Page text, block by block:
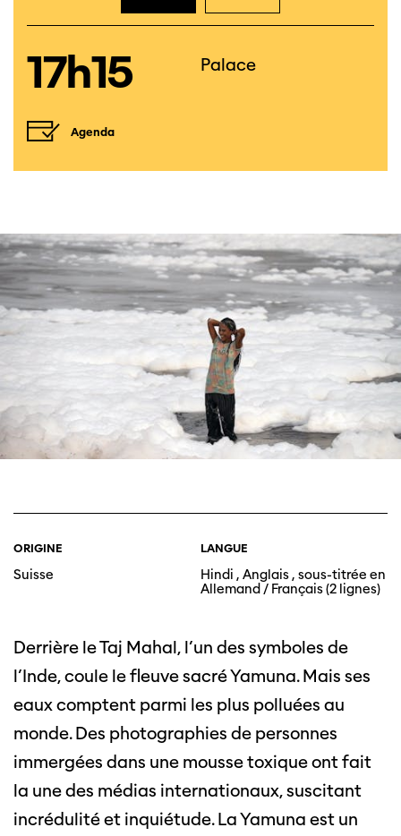
17h15 Palace
Agenda
ORIGINE
Suisse
LANGUE
Hindi , Anglais , sous-titrée en
Allemand / Français (2 lignes)
Derrière le Taj Mahal, l’un des symboles de
l’Inde, coule le fleuve sacré Yamuna. Mais ses
eaux comptent parmi les plus polluées au
monde. Des photographies de personnes
immergées dans une mousse toxique ont fait
la une des médias internationaux, suscitant
incrédulité et inquiétude. La Yamuna est un